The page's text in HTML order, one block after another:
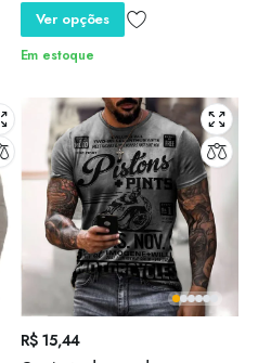
básico, roupas grandes para
meninas, moda verão, nova,
Y2k
Ver opções
Em estoque
R$ 15,44